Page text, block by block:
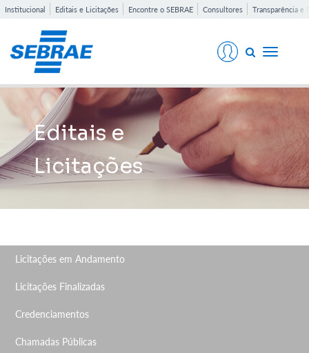
Institucional Editais e Licitações Encontre o SEBRAE Consultores Transparência e
Toggle
Editais e
Licitações
Licitações em Andamento
Licitações Finalizadas
Credenciamentos
Chamadas Públicas